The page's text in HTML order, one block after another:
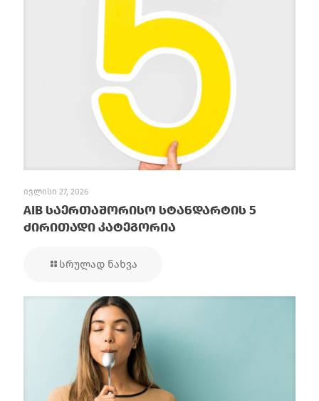
ივლისი 27, 2026
AIB საერთაშორისო სტანდარტის 5
ძირითადი კატეგორია
სრულად ნახვა